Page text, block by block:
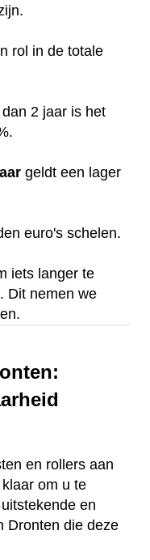
rol in de totale
2 jaar is het
geldt een lager
euro's schelen.
iets langer te
Dit nemen we
en rollers aan
om u te
en
Dronten die deze